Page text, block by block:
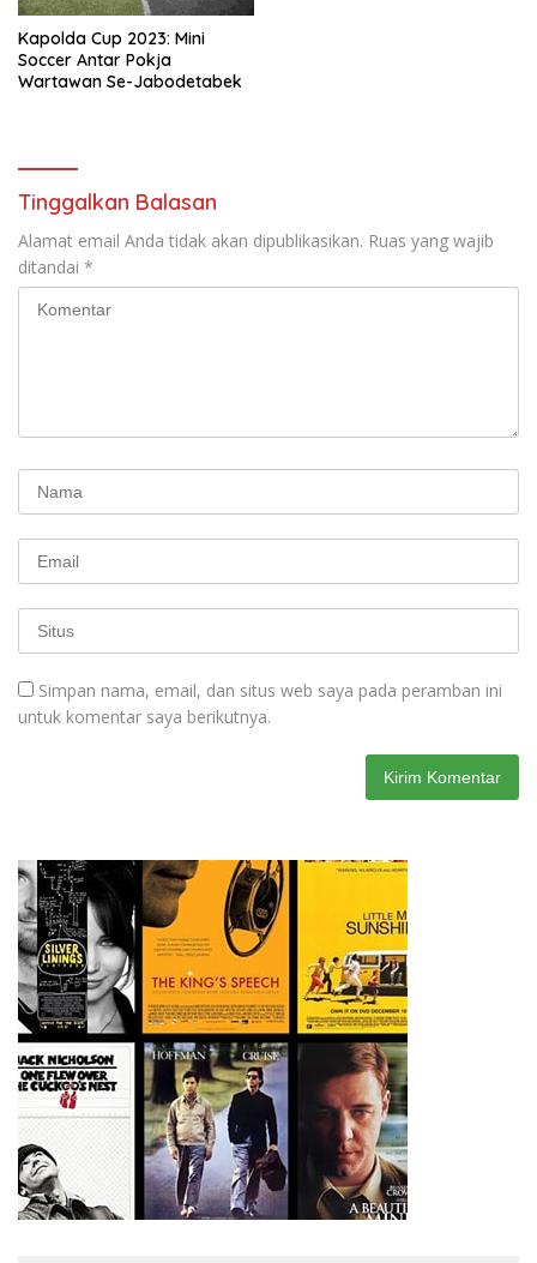
Kapolda Cup 2023: Mini
Soccer Antar Pokja
Wartawan Se-Jabodetabek
Tinggalkan Balasan
Alamat email Anda tidak akan dipublikasikan. Ruas yang wajib
ditandai *
Simpan nama, email, dan situs web saya pada peramban ini
untuk komentar saya berikutnya.